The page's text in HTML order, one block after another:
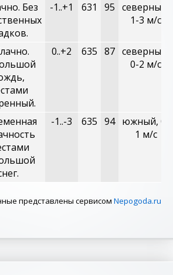
Без
-1..+1 631 95 северный,
1-3 м/с
0..+2 635 87 северный,
0-2 м/с
-1..-3 635 94 южный, 0-
1 м/с
представлены сервисом Nepogoda.ru